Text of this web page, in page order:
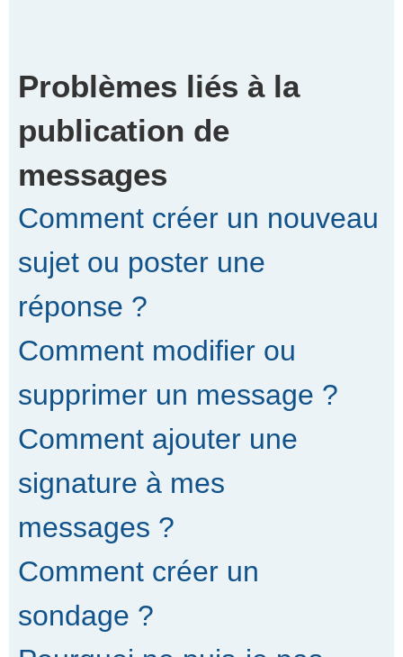
Problèmes liés à la
publication de
messages
Comment créer un nouveau
sujet ou poster une
réponse ?
Comment modifier ou
supprimer un message ?
Comment ajouter une
signature à mes
messages ?
Comment créer un
sondage ?